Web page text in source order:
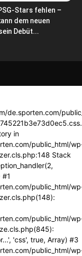
Stars fehlen –
dem neuen
Debüt...
de.sporten.com/
in
public_html/
Stack
#1
public_html/
public_html/
'css', true, Array) #3
public_html/